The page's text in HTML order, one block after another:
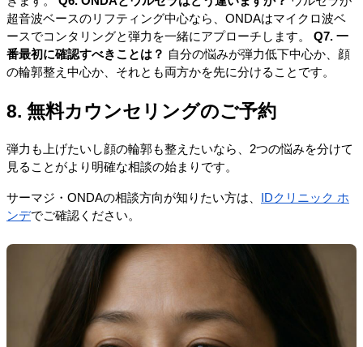
超音波ベースのリフティング中心なら、ONDAはマイクロ波ベ
ースでコンタリングと弾力を一緒にアプローチします。 Q7. 一
番最初に確認すべきことは？ 自分の悩みが弾力低下中心か、顔
の輪郭整え中心か、それとも両方かを先に分けることです。
8. 無料カウンセリングのご予約
弾力も上げたいし顔の輪郭も整えたいなら、2つの悩みを分けて
見ることがより明確な相談の始まりです。
サーマジ・ONDAの相談方向が知りたい方は、
IDクリニック ホ
ンデでご確認ください。